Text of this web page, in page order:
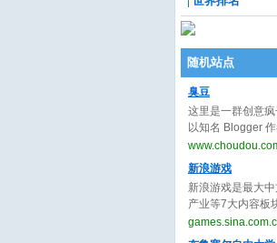
随机站点
臭豆
这里是一群创意
以知名 Blogger
新鲜生活体验的冲
新浪游戏
新浪游戏是最大
产业等7大内容板
戏视频播报，权